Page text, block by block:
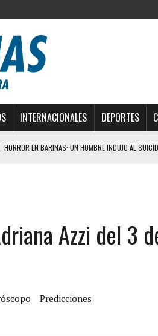
INTERNACIONALES DEPORTES
LA INCREÍBLE FORMA EN LA QUE SOBREVIVIÓ UN
SU NEVERA MIENTRAS LA CASA SE
EN SITUACIÓN DE CALLE Y MURIÓ A MANOS DE
UNA VIVIENDA EN EL CENTRO DE CARACAS CON MÁS
CON UN CUCHILLO A SUS HIJOS, UNO PERDIÓ LA
POR ASESINATO DE UNA ADOLESCENTE
Azzi del 3
Predicciones